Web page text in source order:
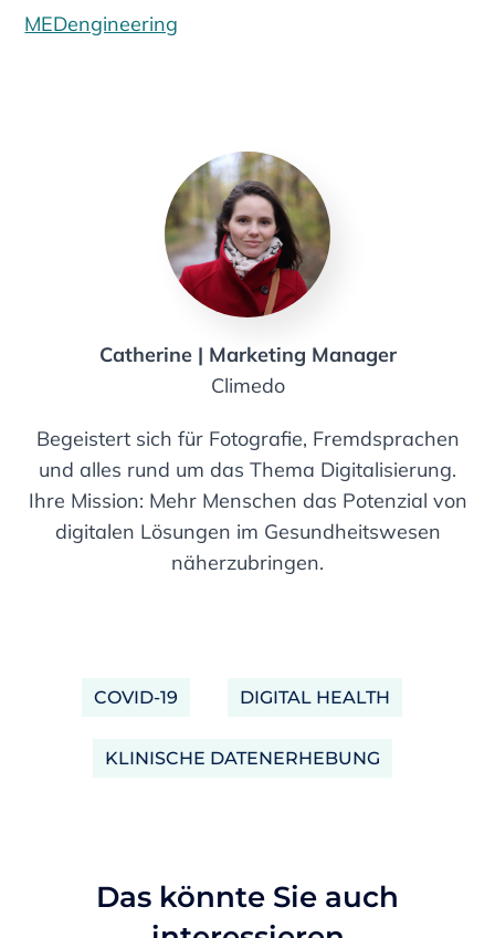
MEDengineering
Catherine | Marketing Manager
Climedo
Begeistert sich für Fotografie, Fremdsprachen
und alles rund um das Thema Digitalisierung.
Ihre Mission: Mehr Menschen das Potenzial von
digitalen Lösungen im Gesundheitswesen
näherzubringen.
COVID-19 DIGITAL HEALTH
KLINISCHE DATENERHEBUNG
Das könnte Sie auch